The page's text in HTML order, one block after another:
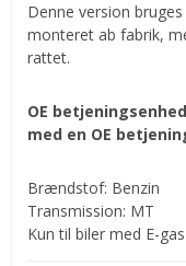
Denne version
monteret ab fabrik,
rattet.
OE
med en OE
Brændstof: Benzin
Transmission: MT
Kun til biler med E-gas